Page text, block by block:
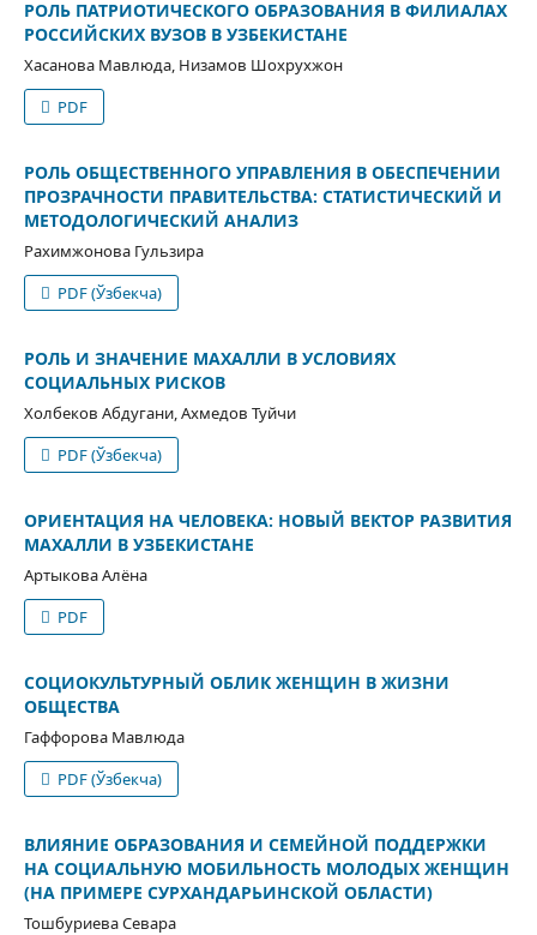
РОЛЬ ПАТРИОТИЧЕСКОГО ОБРАЗОВАНИЯ В ФИЛИАЛАХ
РОССИЙСКИХ ВУЗОВ В УЗБЕКИСТАНЕ
Хасанова Мавлюда, Низамов Шохрухжон
PDF
РОЛЬ ОБЩЕСТВЕННОГО УПРАВЛЕНИЯ В ОБЕСПЕЧЕНИИ
ПРОЗРАЧНОСТИ ПРАВИТЕЛЬСТВА: СТАТИСТИЧЕСКИЙ И
МЕТОДОЛОГИЧЕСКИЙ АНАЛИЗ
Рахимжонова Гульзира
PDF (Ўзбекча)
РОЛЬ И ЗНАЧЕНИЕ МАХАЛЛИ В УСЛОВИЯХ
СОЦИАЛЬНЫХ РИСКОВ
Холбеков Абдугани, Ахмедов Туйчи
PDF (Ўзбекча)
ОРИЕНТАЦИЯ НА ЧЕЛОВЕКА: НОВЫЙ ВЕКТОР РАЗВИТИЯ
МАХАЛЛИ В УЗБЕКИСТАНЕ
Артыкова Алёна
PDF
СОЦИОКУЛЬТУРНЫЙ ОБЛИК ЖЕНЩИН В ЖИЗНИ
ОБЩЕСТВА
Гаффорова Мавлюда
PDF (Ўзбекча)
ВЛИЯНИЕ ОБРАЗОВАНИЯ И СЕМЕЙНОЙ ПОДДЕРЖКИ
НА СОЦИАЛЬНУЮ МОБИЛЬНОСТЬ МОЛОДЫХ ЖЕНЩИН
(НА ПРИМЕРЕ СУРХАНДАРЬИНСКОЙ ОБЛАСТИ)
Тошбуриева Севара